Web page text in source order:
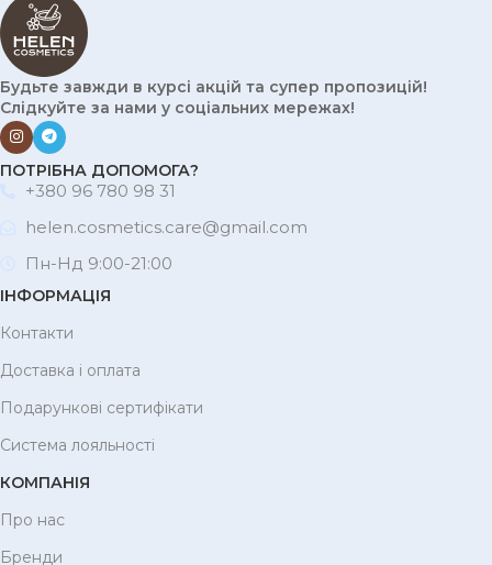
Будьте завжди в курсі акцій та супер пропозицій!
Слідкуйте за нами у соціальних мережах!
ПОТРІБНА ДОПОМОГА?
+380 96 780 98 31
helen.cosmetics.care@gmail.com
Пн-Нд 9:00-21:00
ІНФОРМАЦІЯ
Контакти
Доставка і оплата
Подарункові сертифікати
Система лояльності
КОМПАНІЯ
Про нас
Бренди